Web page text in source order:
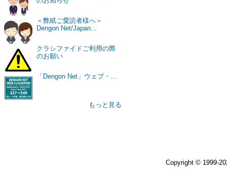
＜弊紙ご愛読者様へ＞
Dengon Net/Japan...
クラシファイドご利用の際
のお願い
「Dengon Net」ウェブ・...
もっと見る
Copyright © 1999-